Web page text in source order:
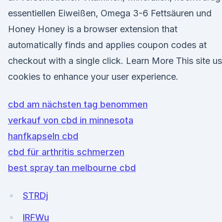
essentiellen Eiweißen, Omega 3-6 Fettsäuren und
Honey Honey is a browser extension that
automatically finds and applies coupon codes at
checkout with a single click. Learn More This site
cookies to enhance your user experience.
cbd am nächsten tag benommen
verkauf von cbd in minnesota
hanfkapseln cbd
cbd für arthritis schmerzen
best spray tan melbourne cbd
STRDj
lRFWu